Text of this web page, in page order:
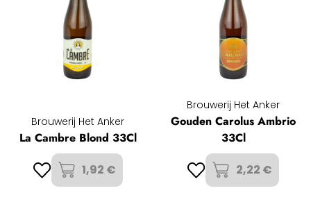
Brouwerij Het Anker
La Cambre Blond 33Cl
1,92 €
Brouwerij Het Anker
Gouden Carolus Ambrio
33Cl
2,22 €